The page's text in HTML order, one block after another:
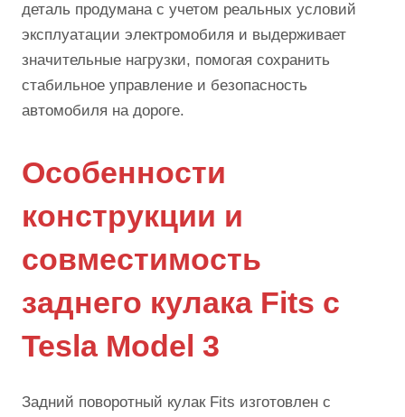
деталь продумана с учетом реальных условий
эксплуатации электромобиля и выдерживает
значительные нагрузки, помогая сохранить
стабильное управление и безопасность
автомобиля на дороге.
Особенности
конструкции и
совместимость
заднего кулака Fits с
Tesla Model 3
Задний поворотный кулак Fits изготовлен с